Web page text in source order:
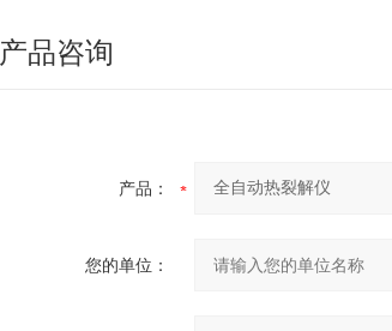
产品咨询
产品：
您的单位：